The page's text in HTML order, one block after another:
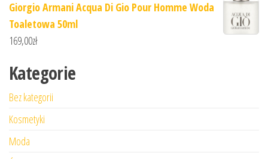
Giorgio Armani Acqua Di Gio Pour Homme Woda
Toaletowa 50ml
169,00zł
Kategorie
Bez kategorii
Kosmetyki
Moda